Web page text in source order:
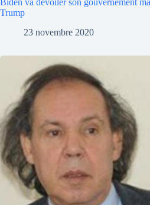
Biden va dévoiler son gouvernement
Trump
23 novembre 2020